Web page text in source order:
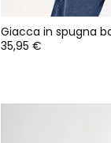
35,95 €